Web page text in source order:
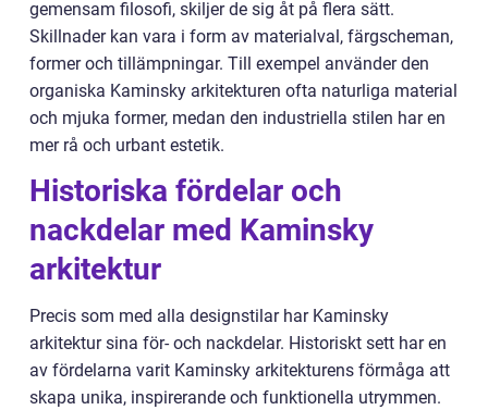
gemensam filosofi, skiljer de sig åt på flera sätt.
Skillnader kan vara i form av materialval, färgscheman,
former och tillämpningar. Till exempel använder den
organiska Kaminsky arkitekturen ofta naturliga material
och mjuka former, medan den industriella stilen har en
mer rå och urbant estetik.
Historiska fördelar och
nackdelar med Kaminsky
arkitektur
Precis som med alla designstilar har Kaminsky
arkitektur sina för- och nackdelar. Historiskt sett har en
av fördelarna varit Kaminsky arkitekturens förmåga att
skapa unika, inspirerande och funktionella utrymmen.